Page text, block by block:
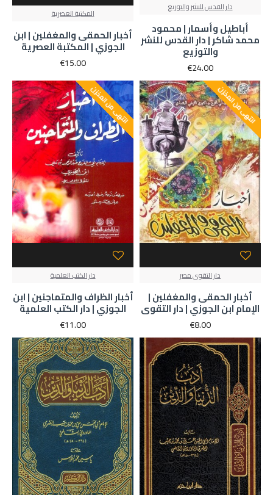
دار القدس للنشر والتوزيع
أباطيل وأسمار | محمود
محمد شاكر | دار القدس للنشر
والتوزيع
€24.00
المكتبة العصرية
أخبار الحمقى والمغفلين | ابن
الجوزي | المكتبة العصرية
€15.00
انتهى من المخزن
دار التقوى مصر
أخبار الحمقى والمغفلين |
الإمام ابن الجوزي | دار التقوى
€8.00
انتهى من المخزن
دار الكتب العلمية
أخبار الظراف والمتماجنين | ابن
الجوزي | دار الكتب العلمية
€11.00